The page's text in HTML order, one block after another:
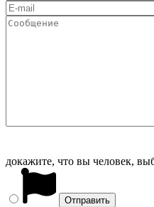
докажите, что вы человек,